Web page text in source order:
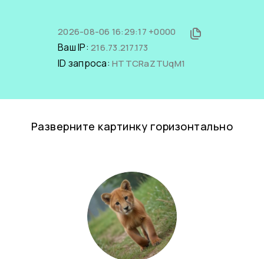
2026-08-06 16:29:17 +0000
Ваш IP: 216.73.217.173
ID запроса: HTTCRaZTUqM1
Разверните картинку горизонтально